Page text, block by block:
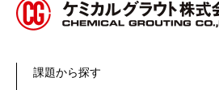
課題から探す